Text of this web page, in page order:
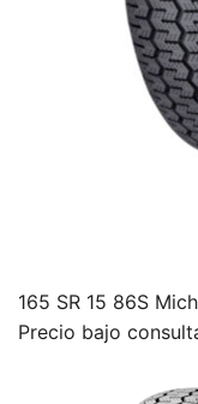
165 SR 15 86S
Precio bajo